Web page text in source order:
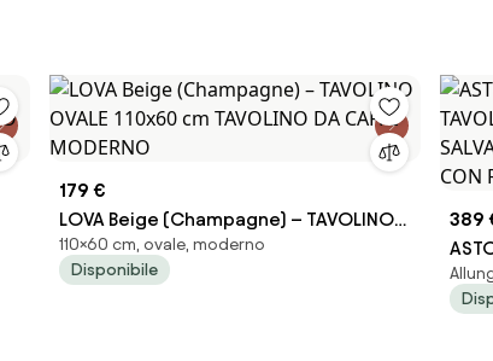
179 €
LOVA Beige (Champagne) – TAVOLINO
OVALE 110x60 cm TAVOLINO DA CAFFÈ
MODERNO
110×60 cm, ovale, moderno
Disponibile
389